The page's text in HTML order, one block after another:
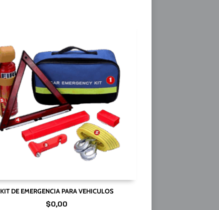
KIT DE EMERGENCIA PARA VEHICULOS
$0,00